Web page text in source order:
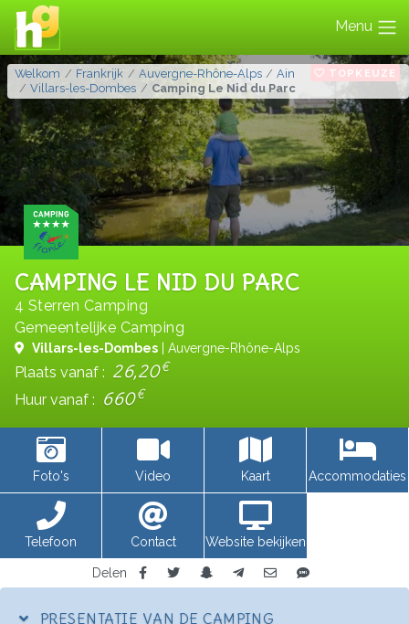
Menu
TOPKEUZE
Welkom Frankrijk Auvergne-Rhône-Alps
Ain
Villars-les-Dombes
Camping Le Nid du Parc
CAMPING LE NID DU PARC
4 Sterren Camping
Gemeentelijke Camping
Villars-les-Dombes | Auvergne-Rhône-Alps
Plaats vanaf : 26,20€
Huur vanaf : 660€
Foto's Video Kaart Accommodaties
Telefoon Contact Website bekijken
Delen
PRESENTATIE VAN DE CAMPING